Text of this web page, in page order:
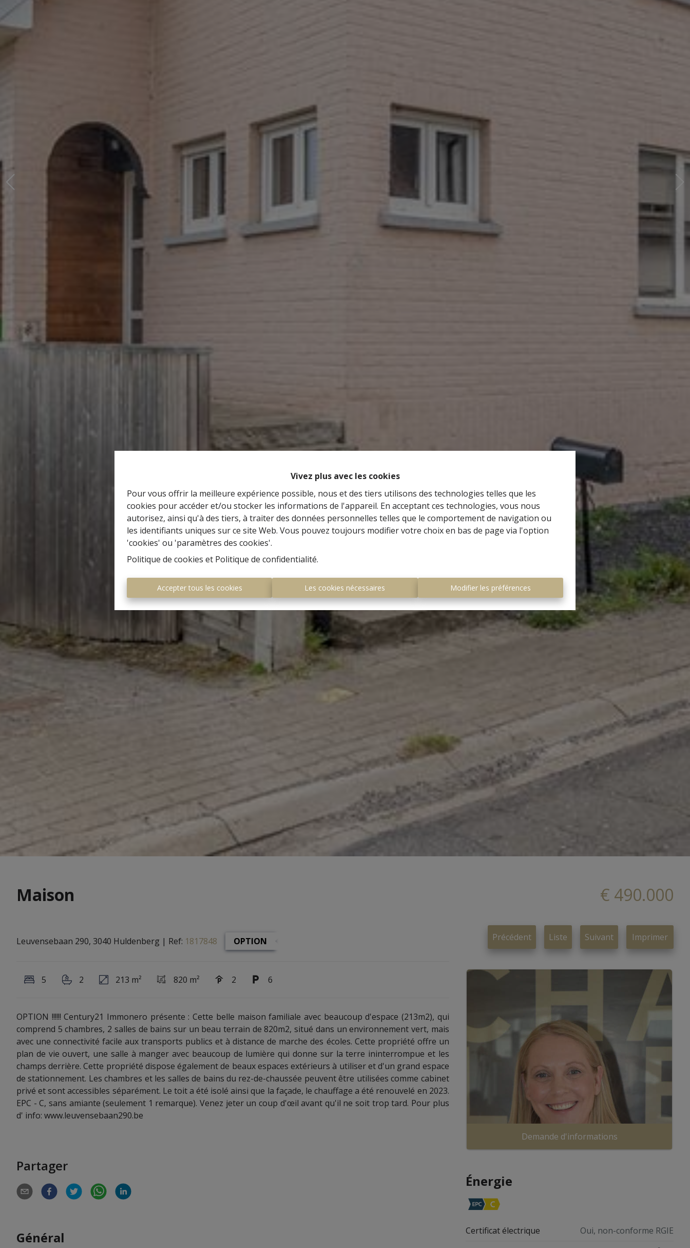
Vivez plus avec les cookies
Pour vous offrir la meilleure expérience possible, nous et des tiers utilisons des technologies telles que les
cookies pour accéder et/ou stocker les informations de l'appareil. En acceptant ces technologies, vous nous
autorisez, ainsi qu'à des tiers, à traiter des données personnelles telles que le comportement de navigation ou
les identifiants uniques sur ce site Web. Vous pouvez toujours modifier votre choix en bas de page via l'option
'cookies' ou 'paramètres des cookies'.
Politique de cookies et Politique de confidentialité.
Accepter tous les cookies Les cookies nécessaires Modifier les préférences
Maison € 490.000
Leuvensebaan 290, 3040 Huldenberg | Ref: 1817848 OPTION Précédent Liste Suivant Imprimer
5 2 213 m² 820 m² 2 6
OPTION !!!!!! Century21 Immonero présente : Cette belle maison familiale avec beaucoup d'espace (213m2), qui
comprend 5 chambres, 2 salles de bains sur un beau terrain de 820m2, situé dans un environnement vert, mais
avec une connectivité facile aux transports publics et à distance de marche des écoles. Cette propriété offre un
plan de vie ouvert, une salle à manger avec beaucoup de lumière qui donne sur la terre ininterrompue et les
champs derrière. Cette propriété dispose également de beaux espaces extérieurs à utiliser et d'un grand espace
de stationnement. Les chambres et les salles de bains du rez-de-chaussée peuvent être utilisées comme cabinet
privé et sont accessibles séparément. Le toit a été isolé ainsi que la façade, le chauffage a été renouvelé en 2023.
EPC - C, sans amiante (seulement 1 remarque). Venez jeter un coup d'œil avant qu'il ne soit trop tard. Pour plus
d' info: www.leuvensebaan290.be
Partager
Général
Demande d'informations
Énergie
Certificat électrique
Oui, non-conforme RGIE